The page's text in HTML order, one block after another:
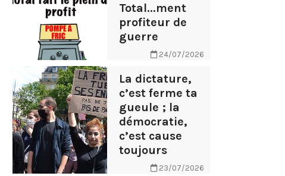
Total...ment
profiteur de
guerre
24/07/2026
La dictature,
c’est ferme ta
gueule ; la
démocratie,
c’est cause
toujours
23/07/2026